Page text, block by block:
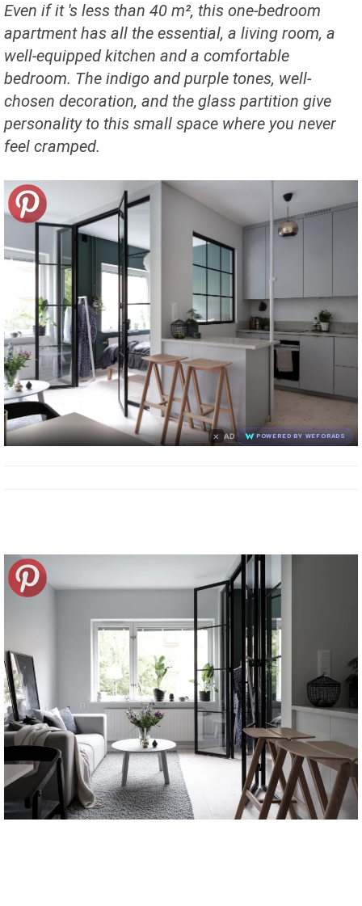
Even if it 's less than 40 m², this one-bedroom
apartment has all the essential, a living room, a
well-equipped kitchen and a comfortable
bedroom. The indigo and purple tones, well-
chosen decoration, and the glass partition give
personality to this small space where you never
feel cramped.
× AD POWERED BY WEFORADS